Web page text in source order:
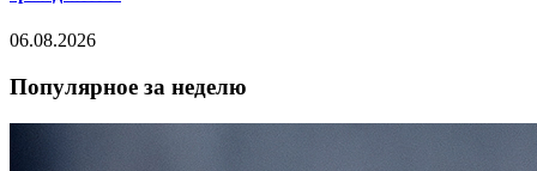
06.08.2026
Популярное за неделю